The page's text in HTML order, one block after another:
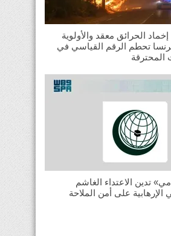
إخماد الحرائق معقد والأولوية
تحطم الرقم القياسي في
تدين الاعتداء الغاشم
الإرهابية على أمن الملاحة